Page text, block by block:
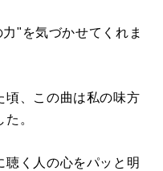
" を気づかせてくれま
頃、この曲は私の味方
。
聴く人の心をパッと明